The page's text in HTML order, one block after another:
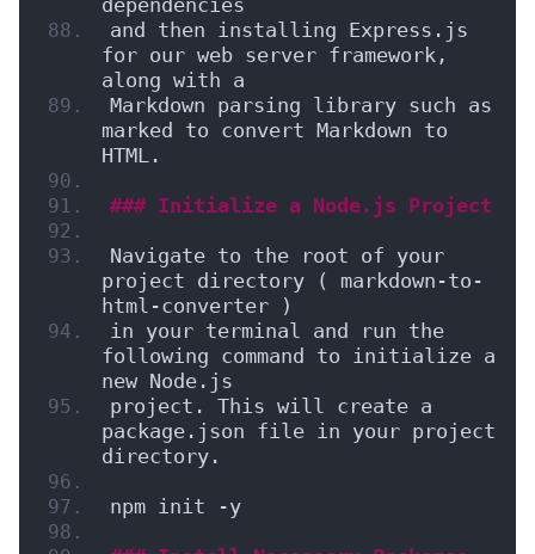
dependencies
and then installing Express.js
for our web server framework,
along with a
Markdown parsing library such as
marked to convert Markdown to
HTML.
### Initialize a Node.js Project
Navigate to the root of your
project directory ( markdown-to-
html-converter )
in your terminal and run the
following command to initialize a
new Node.js
project. This will create a
package.json file in your project
directory.
npm init -y